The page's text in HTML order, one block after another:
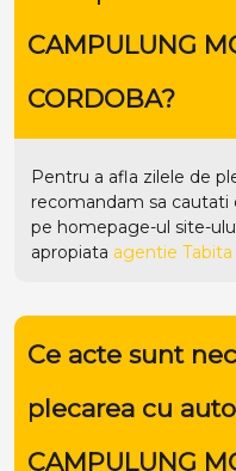
CAMPULUNG
CORDOBA?
Pentru a afla zilele de
recomandam sa
pe homepage-ul site-
apropiata agentie Tabita
Ce acte sunt
plecarea cu
CAMPULUNG